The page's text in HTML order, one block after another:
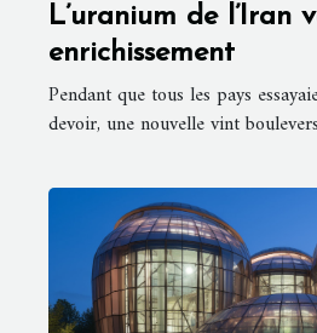
L’uranium de l’Iran
enrichissement
Pendant que tous les pays
devoir, une nouvelle vint